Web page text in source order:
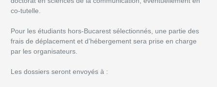
co-tutelle.
Pour les étudiants hors-Bucarest sélectionnés, une partie des
frais de déplacement et d’hébergement sera prise en charge
par les organisateurs.
Les dossiers seront envoyés à :